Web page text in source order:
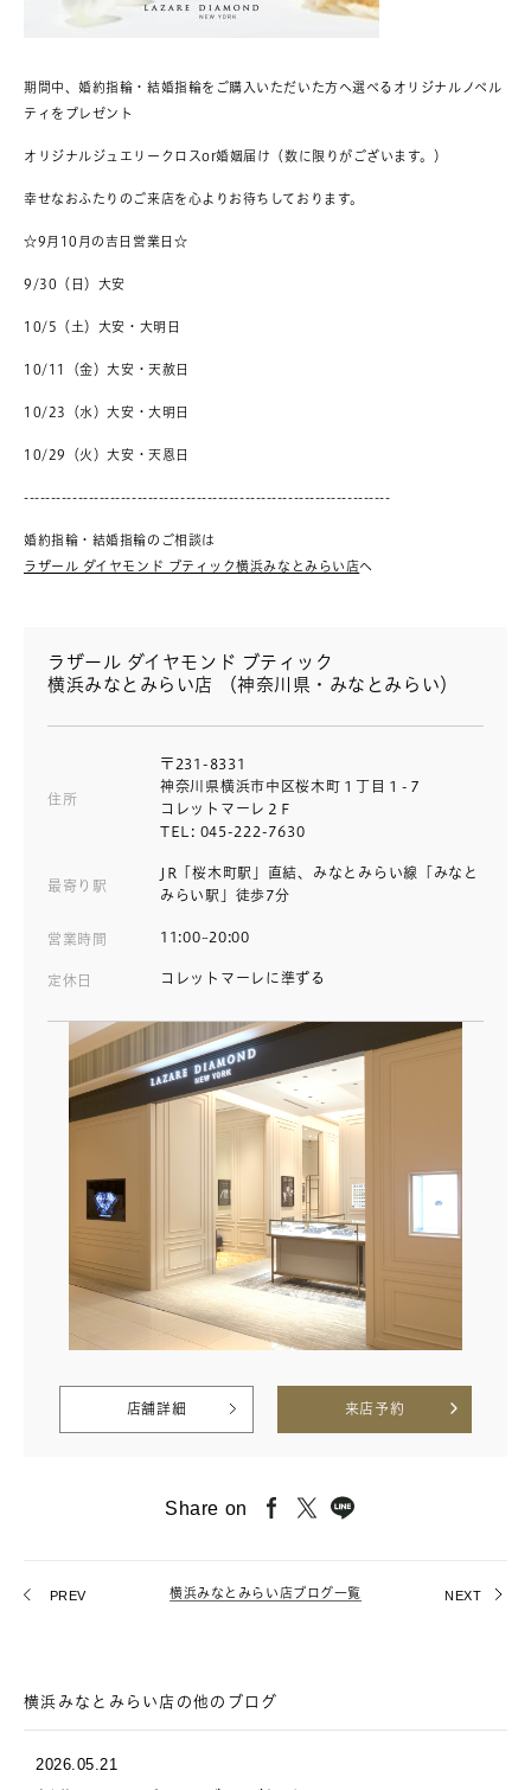
期間中、婚約指輪・結婚指輪をご購入いただいた方へ選べるオリジナルノベル
ティをプレゼント
オリジナルジュエリークロスor婚姻届け（数に限りがございます。）
幸せなおふたりのご来店を心よりお待ちしております。
☆9月10月の吉日営業日☆
9/30（日）大安
10/5（土）大安・大明日
10/11（金）大安・天赦日
10/23（水）大安・大明日
10/29（火）大安・天恩日
--------------------------------------------------------------------
婚約指輪・結婚指輪のご相談は
ラザール ダイヤモンド ブティック横浜みなとみらい店へ
ラザール ダイヤモンド ブティック
横浜みなとみらい店 （神奈川県・みなとみらい）
住所
〒231-8331
神奈川県横浜市中区桜木町１丁目１-７
コレットマーレ２F
TEL: 045-222-7630
最寄り駅
JR「桜木町駅」直結、みなとみらい線「みなと
みらい駅」徒歩7分
営業時間 11:00~20:00
定休日 コレットマーレに準ずる
店舗詳細 来店予約
Share on
PREV 横浜みなとみらい店ブログ一覧 NEXT
横浜みなとみらい店の他のブログ
2026.05.21